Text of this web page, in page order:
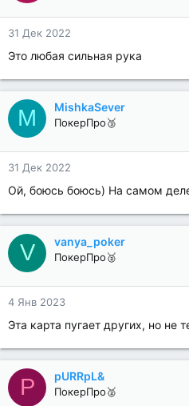
31 Дек 2022
Это любая сильная рука
M MishkaSever
ПокерПро🥉
31 Дек 2022
Ой, боюсь боюсь) На самом
V vanya_poker
ПокерПро🥈
4 Янв 2023
Эта карта пугает других, но не
P pURRpL&
ПокерПро🥈